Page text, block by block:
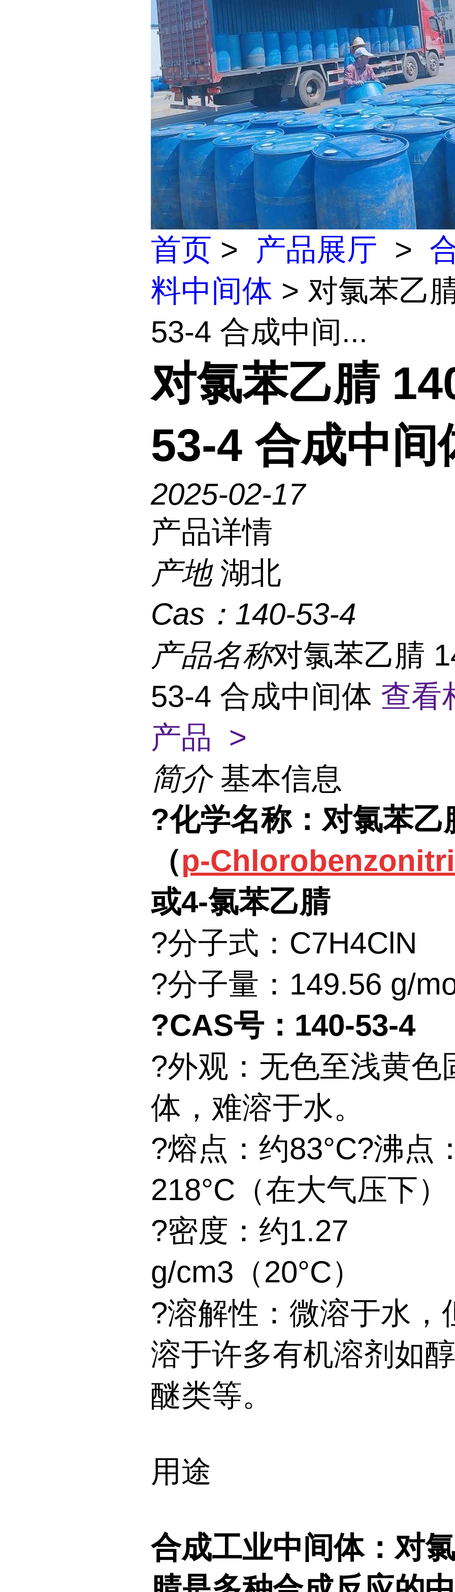
首页 > 产品展厅 >
料中间体 > 对氯苯乙
53-4 合成中间...
对氯苯乙腈
53-4 合成中间
2025-02-17
产品详情
产地 湖北
Cas： 140-53-4
产品名称对氯苯乙腈
53-4 合成中间体 查看
产品 >
简介 基本信息
?化学名称：对氯苯乙
（p-
或4-氯苯乙腈
?分子式：C7H4ClN
?分子量：149.56 g/
?CAS号：140-53-4
?外观：无色至浅黄色
体，难溶于水。
?熔点：约83°C?沸点
218°C（在大气压下）
?密度：约1.27
g/cm3（20°C）
?溶解性：微溶于水，
溶于许多有机溶剂如
醚类等。
用途
合成工业中间体：对